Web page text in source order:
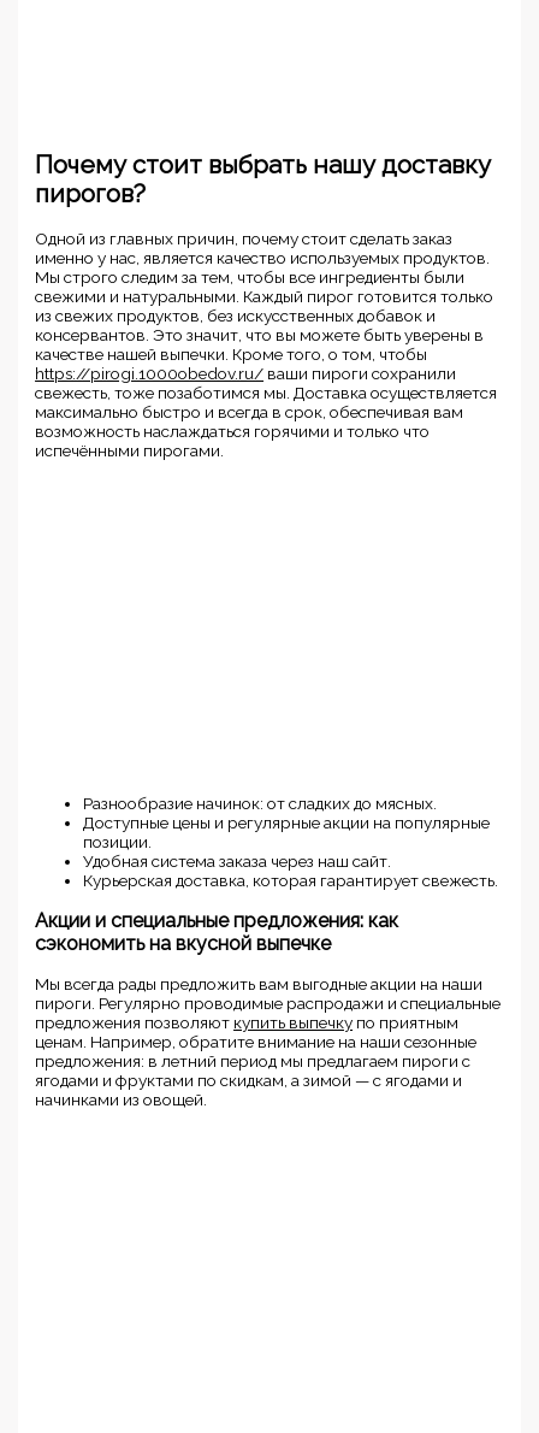
Почему стоит выбрать нашу доставку
пирогов?
Одной из главных причин, почему стоит сделать заказ
именно у нас, является качество используемых продуктов.
Мы строго следим за тем, чтобы все ингредиенты были
свежими и натуральными. Каждый пирог готовится только
из свежих продуктов, без искусственных добавок и
консервантов. Это значит, что вы можете быть уверены в
качестве нашей выпечки. Кроме того, о том, чтобы
https://pirogi.1000obedov.ru/ ваши пироги сохранили
свежесть, тоже позаботимся мы. Доставка осуществляется
максимально быстро и всегда в срок, обеспечивая вам
возможность наслаждаться горячими и только что
испечёнными пирогами.
Разнообразие начинок: от сладких до мясных.
Доступные цены и регулярные акции на популярные
позиции.
Удобная система заказа через наш сайт.
Курьерская доставка, которая гарантирует свежесть.
Акции и специальные предложения: как
сэкономить на вкусной выпечке
Мы всегда рады предложить вам выгодные акции на наши
пироги. Регулярно проводимые распродажи и специальные
предложения позволяют купить выпечку по приятным
ценам. Например, обратите внимание на наши сезонные
предложения: в летний период мы предлагаем пироги с
ягодами и фруктами по скидкам, а зимой — с ягодами и
начинками из овощей.